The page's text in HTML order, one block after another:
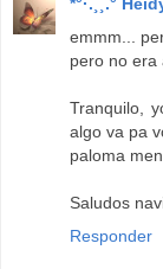
emmm...
pero no era
Tranquilo,
algo va pa
paloma
Saludos
Responder